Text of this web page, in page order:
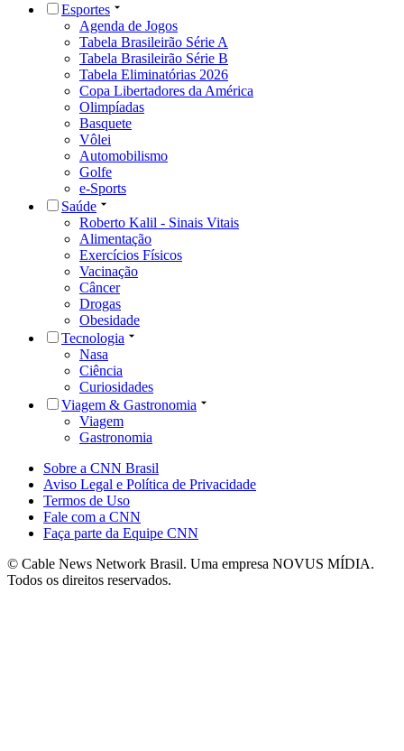
Esportes
Agenda de Jogos
Tabela Brasileirão Série A
Tabela Brasileirão Série B
Tabela Eliminatórias 2026
Copa Libertadores da América
Olimpíadas
Basquete
Vôlei
Automobilismo
Golfe
e-Sports
Saúde
Roberto Kalil - Sinais Vitais
Alimentação
Exercícios Físicos
Vacinação
Câncer
Drogas
Obesidade
Tecnologia
Nasa
Ciência
Curiosidades
Viagem & Gastronomia
Viagem
Gastronomia
Sobre a CNN Brasil
Aviso Legal e Política de Privacidade
Termos de Uso
Fale com a CNN
Faça parte da Equipe CNN
© Cable News Network Brasil. Uma empresa NOVUS MÍDIA.
Todos os direitos reservados.